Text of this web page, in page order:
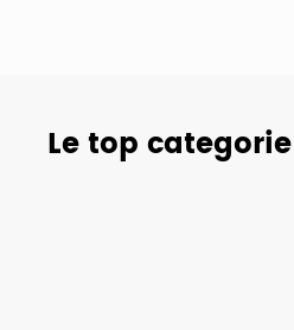
Le top categorie